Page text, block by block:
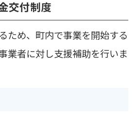
交付制度
ため、町内で事業を開始する
業者に対し支援補助を行いま